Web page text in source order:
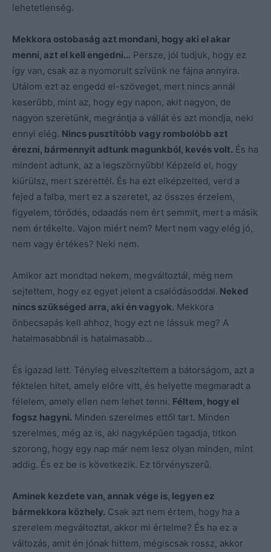
lehetetlenség.
Mekkora ostobaság azt mondani, hogy aki el akar
menni, azt el kell engedni… Persze, jól tudjuk, hogy ez
így van, csak az a nyomorult szívünk ne fájna annyira.
Utálom ezt az engedd el-szöveget, mert nincs annál
keserűbb, mint az, hogy egy napon, akit nagyon, de
nagyon szeretünk, megrántja a vállát és azt mondja, neki
ennyi elég. Nincs pusztítóbb vagy rombolóbb azt
érezni, bármennyit adtunk magunkból, kevés volt. És ha
mindent adtunk, az a legszörnyűbb! Képzeld el, hogy
kiürülsz, mert szerettél. És ha ezt elképzelted, verd a
fejed a falba, mert ez a szeretet, az összes érzelem,
figyelem, törődés, odaadás nem ért semmit, mert a másik
nem értékelte. Vajon miért nem? Mert nem vagy elég jó,
nem vagy értékes? Neki nem.
Amikor azt mondtad nekem, megváltoztál, még nem
sejtettem, hogy ez egyet jelent a csalódásoddal. Neked
nincs szükséged arra, aki én vagyok. Mekkora
önbecsapás kell ahhoz, hogy ezt ne lássuk meg? A
hatalmasabbnál is hatalmasabb…
És igazad lett. Tényleg elveszítettem a bátorságom, azt a
féktelen hitet, amely előre vitt, és helyette megmaradt a
félelem, amely ellen nem lehet tenni. Féltem, hogy el
fogsz hagyni. Minden szerelmes ettől tart. Minden
szerelmes, még az is, aki nagyképűen tagadja, titkon
szorong, hogy egy nap már nem lesz olyan minden, mint
addig. És ez be is következik. Ez törvényszerű.
Aminek kezdete van, annak vége is, legyen ez
bármekkora közhely. Csak azt nem értem, hogy ha a
szerelem megváltoztat, akkor mi értelme? És ha ez a
változás, amit én jónak hittem, mégiscsak rossz, akkor